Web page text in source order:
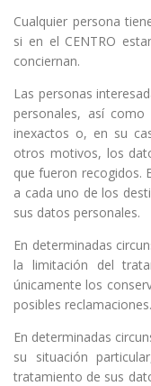
Cualquier persona
si en el CENTRO
conciernan.
Las personas
personales, así
inexactos o, en su
otros motivos, los
que fueron recogidos.
a cada uno de los
sus datos personales.
En determinadas
la limitación del
únicamente los
posibles reclamaciones.
En determinadas
su situación
tratamiento de sus